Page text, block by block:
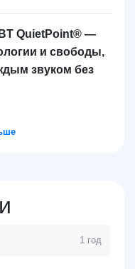
QuietPoint® —
и свободы,
звуком без
1 год